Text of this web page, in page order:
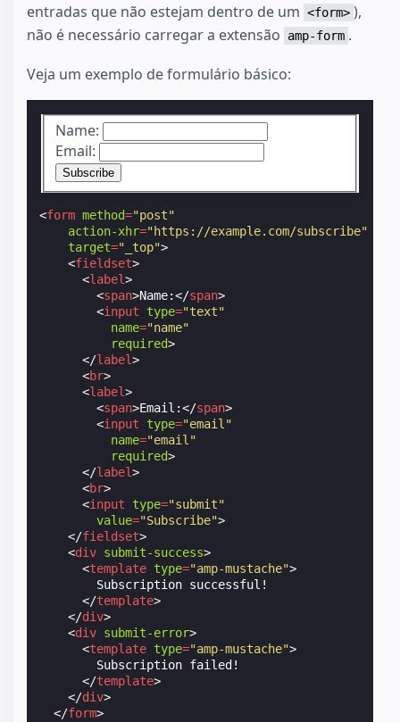
entradas que não estejam dentro de um <form> ),
não é necessário carregar a extensão
amp-form .
Veja um exemplo de formulário básico:
Name:
Email:
<form method="post"
action-xhr="https://example.com/subscribe"
target="_top">
<fieldset>
<label>
<span>Name:</span>
<input type="text"
name="name"
required>
</label>
<br>
<label>
<span>Email:</span>
<input type="email"
name="email"
required>
</label>
<br>
<input type="submit"
value="Subscribe">
</fieldset>
<div submit-success>
<template type="amp-mustache">
        Subscription successful!
</template>
</div>
<div submit-error>
<template type="amp-mustache">
        Subscription failed!
</template>
</div>
</form>